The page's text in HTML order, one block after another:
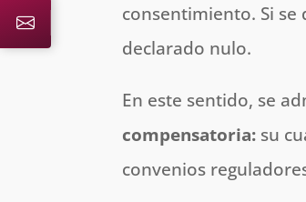
consentimiento. Si
declarado nulo.
En este sentido, se
compensatoria: su
convenios